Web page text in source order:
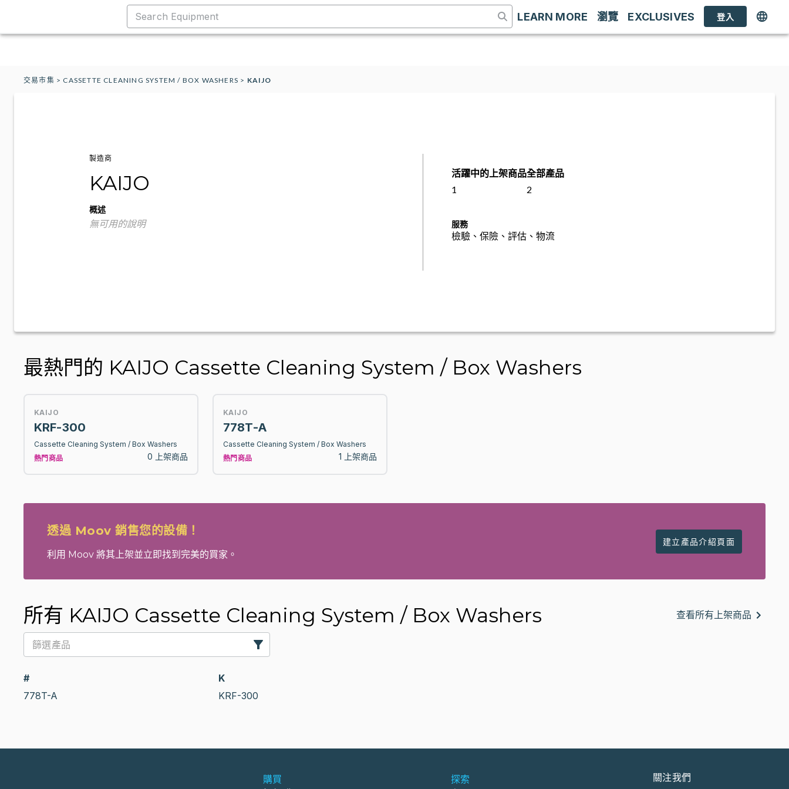
LEARN MORE 瀏覽 EXCLUSIVES 登入
交易市集 > CASSETTE CLEANING SYSTEM / BOX WASHERS > KAIJO
製造商
KAIJO
概述
無可用的說明
活躍中的上架商品
1
全部產品
2
服務
檢驗、保險、評估、物流
最熱門的 KAIJO Cassette Cleaning System / Box Washers
KAIJO
KRF-300
Cassette Cleaning System / Box Washers
熱門商品
0 上架商品
KAIJO
778T-A
Cassette Cleaning System / Box Washers
熱門商品
1 上架商品
透過 Moov 銷售您的設備！
利用 Moov 將其上架並立即找到完美的買家。
建立產品介紹頁面
所有 KAIJO Cassette Cleaning System / Box Washers 查看所有上架商品
#
778T-A
K
KRF-300
購買
探索
關注我們